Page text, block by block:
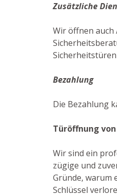
Zusätzliche
Wir öffnen
Sicherheitstüren
Bezahlung
Die Bezahlung
Türöffnung
Wir sind ein
zügige und
Gründe, warum
Schlüssel